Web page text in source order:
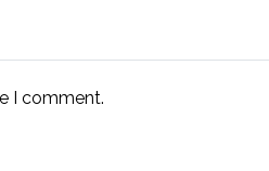
I comment.